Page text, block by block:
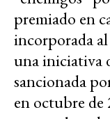
premiado en
incorporada
una iniciativa
sancionada
en octubre de